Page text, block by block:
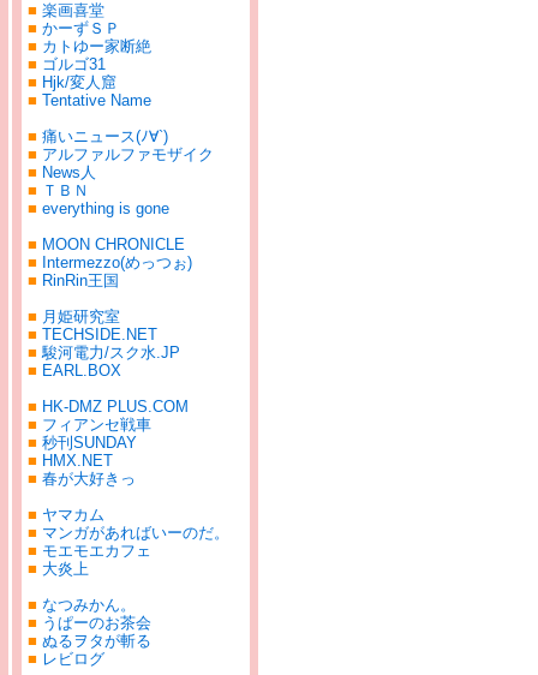
■ 楽画喜堂
■ かーずＳＰ
■ カトゆー家断絶
■ ゴルゴ31
■ Hjk/変人窟
■ Tentative Name
■ 痛いニュース(ﾉ∀`)
■ アルファルファモザイク
■ News人
■ ＴＢＮ
■ everything is gone
■ MOON CHRONICLE
■ Intermezzo(めっつぉ)
■ RinRin王国
■ 月姫研究室
■ TECHSIDE.NET
■駿河電力/スク水.JP
■ EARL.BOX
■ HK-DMZ PLUS.COM
■ フィアンセ戦車
■ 秒刊SUNDAY
■ HMX.NET
■ 春が大好きっ
■ ヤマカム
■ マンガがあればいーのだ。
■ モエモエカフェ
■ 大炎上
■ なつみかん。
■ うぱーのお茶会
■ ぬるヲタが斬る
■ レビログ